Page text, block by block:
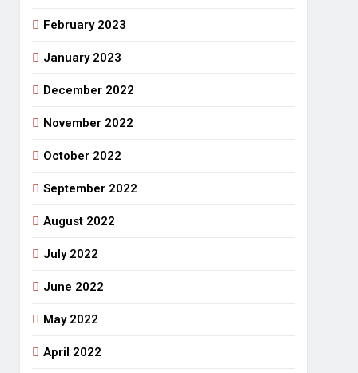
February 2023
January 2023
December 2022
November 2022
October 2022
September 2022
August 2022
July 2022
June 2022
May 2022
April 2022